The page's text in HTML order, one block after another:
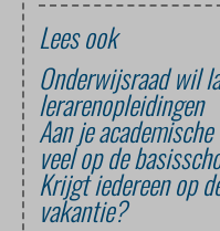
Lees ook
Onderwijsraad wil
lerarenopleidingen
Aan je
veel op de
Krijgt iedereen op
vakantie?